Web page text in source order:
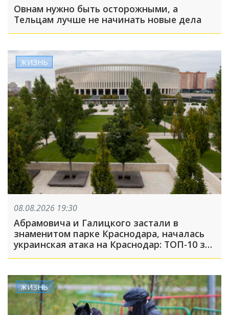
Овнам нужно быть осторожными, а
Тельцам лучше не начинать новые дела
ЖИЗНЬ
08.08.2026 19:30
Абрамовича и Галицкого застали в
знаменитом парке Краснодара, началась
украинская атака на Краснодар: ТОП-10 за
неделю
ЖИЗНЬ